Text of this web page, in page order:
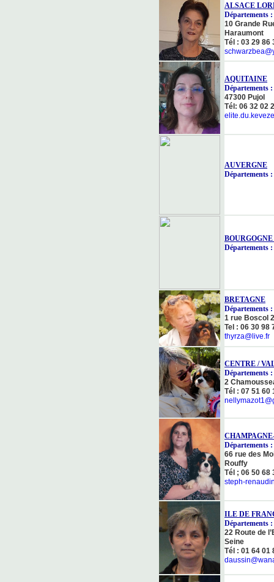
ALSACE
Départements :
10 Grande
Haraumont
Tél : 03 29 86
AQUITAINE
Départements :
47300 Pujol
Tél: 06 32 02
AUVERGNE
Départements :
Départements :
BRETAGNE
Départements :
1 rue Boscol
Tel : 06 30 98
thyrza@live.fr
CENTRE /
Départements :
2
Tél : 07 51 60
Départements :
66 rue des
Rouffy
Tél ; 06 50 68
steph-
ILE DE
Départements :
22 Route de
Seine
Tél : 01 64 01